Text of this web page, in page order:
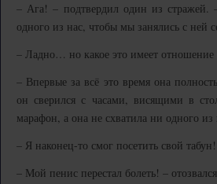
– Ага! – подтвердил один из стражей.
одного из нас, чтобы мы занялись с ней
– Ладно… но какое это имеет отношение
– Впервые за всё это время она
он сверился с часами, висящими в
марафон, а она не схватила ни одного
– Я наконец-то смог посетить свой
– Мой пенис перестал болеть! –